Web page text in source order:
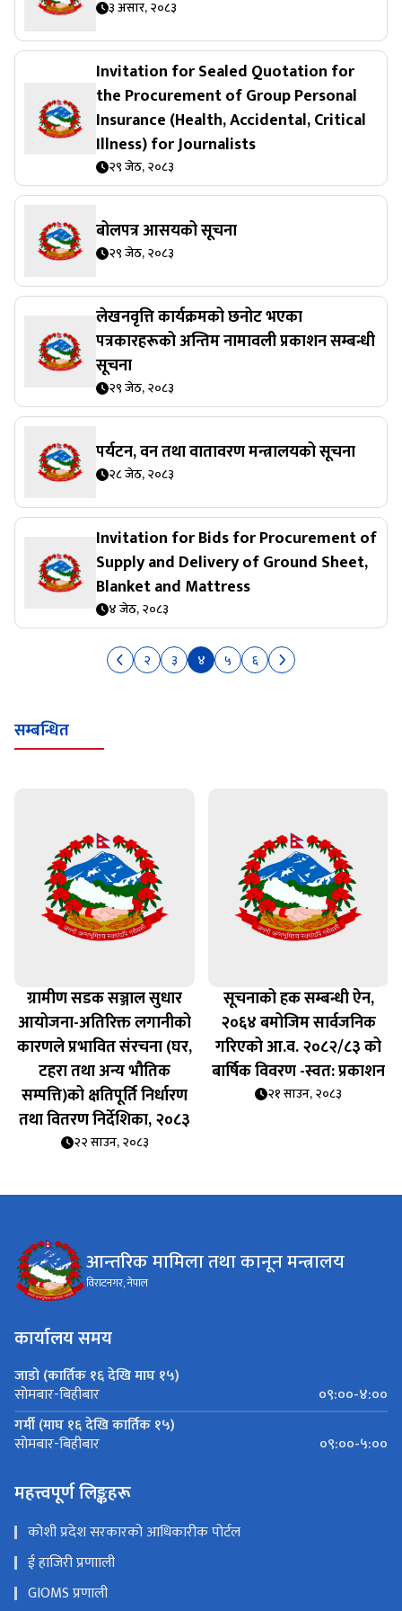
३ असार, २०८३
Invitation for Sealed Quotation for
the Procurement of Group Personal
Insurance (Health, Accidental, Critical
Illness) for Journalists
२९ जेठ, २०८३
बोलपत्र आसयको सूचना
२९ जेठ, २०८३
लेखनवृत्ति कार्यक्रमको छनोट भएका
पत्रकारहरूको अन्तिम नामावली प्रकाशन सम्बन्धी
सूचना
२९ जेठ, २०८३
पर्यटन, वन तथा वातावरण मन्त्रालयको सूचना
२८ जेठ, २०८३
Invitation for Bids for Procurement of
Supply and Delivery of Ground Sheet,
Blanket and Mattress
४ जेठ, २०८३
२ ३ ४ ५ ६
सम्बन्धित
ग्रामीण सडक सञ्जाल सुधार
आयोजना-अतिरिक्त लगानीको
कारणले प्रभावित संरचना (घर,
टहरा तथा अन्य भौतिक
सम्पत्ति)को क्षतिपूर्ति निर्धारण
तथा वितरण निर्देशिका, २०८३
२२ साउन, २०८३
सूचनाको हक सम्बन्धी ऐन,
२०६४ बमोजिम सार्वजनिक
गरिएको आ.व. २०८२/८३ को
बार्षिक विवरण -स्वत: प्रकाशन
२१ साउन, २०८३
आन्तरिक मामिला तथा कानून मन्त्रालय
विराटनगर, नेपाल
कार्यालय समय
जाडो (कार्तिक १६ देखि माघ १५)
सोमबार-बिहीबार
०९:००-४:००
गर्मी (माघ १६ देखि कार्तिक १५)
सोमबार-बिहीबार ०९:००-५:००
महत्त्वपूर्ण लिङ्कहरू
कोशी प्रदेश सरकारको आधिकारीक पोर्टल
ई हाजिरी प्रणााली
GIOMS प्रणाली